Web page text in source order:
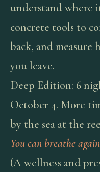
understand where
concrete tools to
back, and measure
you leave.
Deep Edition: 6
October 4. More
by the sea at the
You can breathe
(A wellness and